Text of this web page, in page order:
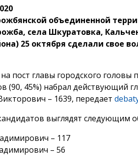
объединенной
села Шкуратовка,
25 октября сделали свое
пост главы городского
(90, 45%) набрал действующий
– 1639, передает
выглядят следующим
– 117
– 56